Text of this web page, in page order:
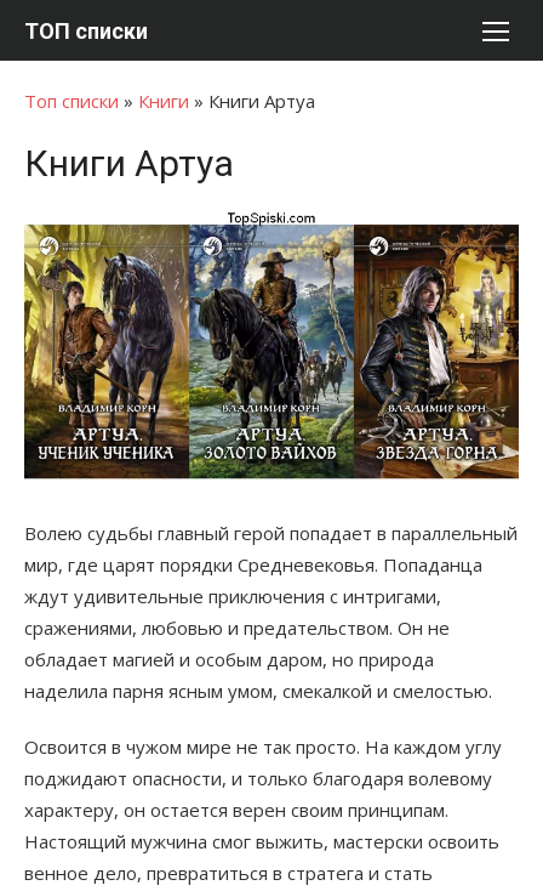
ТОП списки
Топ списки » Книги » Книги Артуа
Книги Артуа
Волею судьбы главный герой попадает в параллельный
мир, где царят порядки Средневековья. Попаданца
ждут удивительные приключения с интригами,
сражениями, любовью и предательством. Он не
обладает магией и особым даром, но природа
наделила парня ясным умом, смекалкой и смелостью.
Освоится в чужом мире не так просто. На каждом углу
поджидают опасности, и только благодаря волевому
характеру, он остается верен своим принципам.
Настоящий мужчина смог выжить, мастерски освоить
венное дело, превратиться в стратега и стать